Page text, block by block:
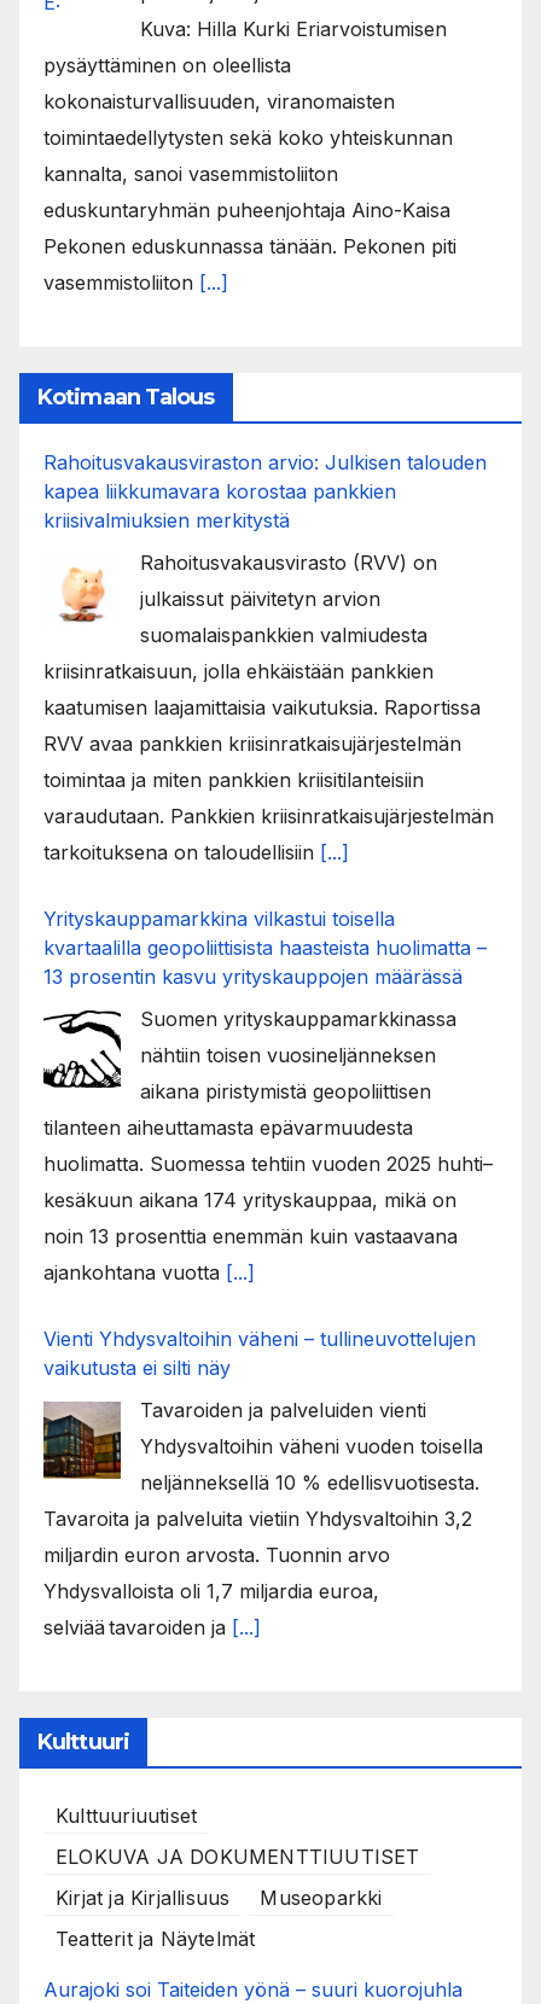
Kuva: Hilla Kurki Eriarvoistumisen
pysäyttäminen on oleellista
kokonaisturvallisuuden, viranomaisten
toimintaedellytysten sekä koko yhteiskunnan
kannalta, sanoi vasemmistoliiton
eduskuntaryhmän puheenjohtaja Aino-Kaisa
Pekonen eduskunnassa tänään. Pekonen piti
vasemmistoliiton [...]
Kotimaan Talous
Rahoitusvakausviraston arvio: Julkisen talouden
kapea liikkumavara korostaa pankkien
kriisivalmiuksien merkitystä
Rahoitusvakausvirasto (RVV) on
julkaissut päivitetyn arvion
suomalaispankkien valmiudesta
kriisinratkaisuun, jolla ehkäistään pankkien
kaatumisen laajamittaisia vaikutuksia. Raportissa
RVV avaa pankkien kriisinratkaisujärjestelmän
toimintaa ja miten pankkien kriisitilanteisiin
varaudutaan. Pankkien kriisinratkaisujärjestelmän
tarkoituksena on taloudellisiin [...]
Yrityskauppamarkkina vilkastui toisella
kvartaalilla geopoliittisista haasteista huolimatta –
13 prosentin kasvu yrityskauppojen määrässä
Suomen yrityskauppamarkkinassa
nähtiin toisen vuosineljänneksen
aikana piristymistä geopoliittisen
tilanteen aiheuttamasta epävarmuudesta
huolimatta. Suomessa tehtiin vuoden 2025 huhti–
kesäkuun aikana 174 yrityskauppaa, mikä on
noin 13 prosenttia enemmän kuin vastaavana
ajankohtana vuotta [...]
Vienti Yhdysvaltoihin väheni – tullineuvottelujen
vaikutusta ei silti näy
Tavaroiden ja palveluiden vienti
Yhdysvaltoihin väheni vuoden toisella
neljänneksellä 10 % edellisvuotisesta.
Tavaroita ja palveluita vietiin Yhdysvaltoihin 3,2
miljardin euron arvosta. Tuonnin arvo
Yhdysvalloista oli 1,7 miljardia euroa,
selviää tavaroiden ja [...]
Kulttuuri
Kulttuuriuutiset
ELOKUVA JA DOKUMENTTIUUTISET
Kirjat ja Kirjallisuus
Museoparkki
Teatterit ja Näytelmät
Aurajoki soi Taiteiden yönä – suuri kuorojuhla